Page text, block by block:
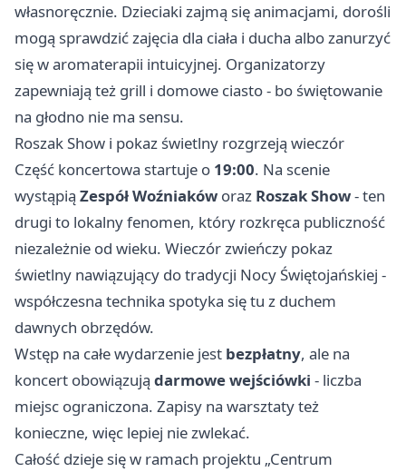
własnoręcznie. Dzieciaki zajmą się animacjami, dorośli
mogą sprawdzić zajęcia dla ciała i ducha albo zanurzyć
się w aromaterapii intuicyjnej. Organizatorzy
zapewniają też grill i domowe ciasto - bo świętowanie
na głodno nie ma sensu.
Roszak Show i pokaz świetlny rozgrzeją wieczór
Część koncertowa startuje o 19:00. Na scenie
wystąpią Zespół Woźniaków oraz Roszak Show- ten
drugi to lokalny fenomen, który rozkręca publiczność
niezależnie od wieku. Wieczór zwieńczy pokaz
świetlny nawiązujący do tradycji Nocy Świętojańskiej -
współczesna technika spotyka się tu z duchem
dawnych obrzędów.
Wstęp na całe wydarzenie jest bezpłatny, ale na
koncert obowiązują darmowe wejściówki - liczba
miejsc ograniczona. Zapisy na warsztaty też
konieczne, więc lepiej nie zwlekać.
Całość dzieje się w ramach projektu „Centrum